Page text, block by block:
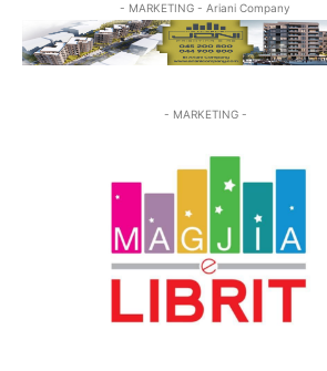
- MARKETING - Ariani Company
- MARKETING -